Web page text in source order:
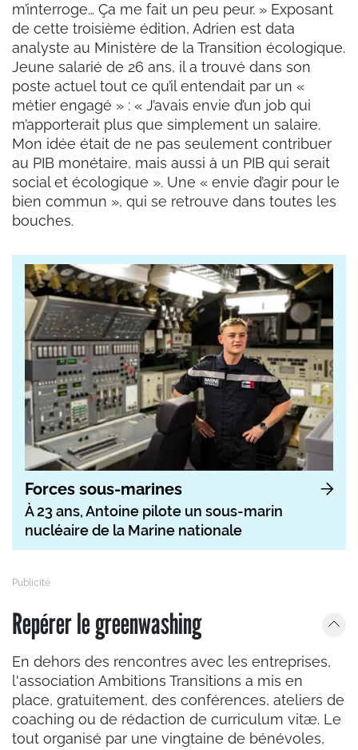
m’interroge… Ça me fait un peu peur. » Exposant
de cette troisième édition, Adrien est data
analyste au Ministère de la Transition écologique.
Jeune salarié de 26 ans, il a trouvé dans son
poste actuel tout ce qu’il entendait par un «
métier engagé » : « J’avais envie d’un job qui
m’apporterait plus que simplement un salaire.
Mon idée était de ne pas seulement contribuer
au PIB monétaire, mais aussi à un PIB qui serait
social et écologique ». Une « envie d’agir pour le
bien commun », qui se retrouve dans toutes les
bouches.
Forces sous-marines
À 23 ans, Antoine pilote un sous-marin
nucléaire de la Marine nationale
Repérer le greenwashing
En dehors des rencontres avec les entreprises,
l'association Ambitions Transitions a mis en
place, gratuitement, des conférences, ateliers de
coaching ou de rédaction de curriculum vitæ. Le
tout organisé par une vingtaine de bénévoles,